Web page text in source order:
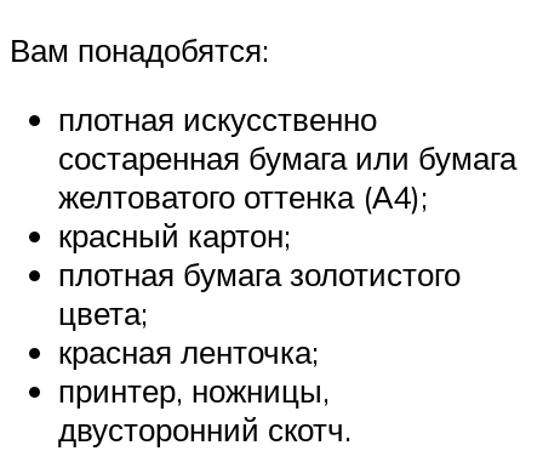
Вам понадобятся:
плотная искусственно
состаренная бумага или бумага
желтоватого оттенка (А4);
красный картон;
плотная бумага золотистого
цвета;
красная ленточка;
принтер, ножницы,
двусторонний скотч.